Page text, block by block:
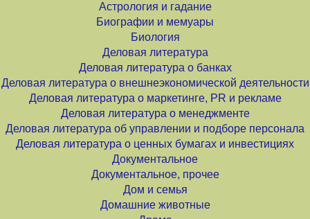
Астрология и гадание
Биографии и мемуары
Биология
Деловая литература
Деловая литература о банках
Деловая литература о внешнеэкономической деятельности
Деловая литература о маркетинге, PR и рекламе
Деловая литература о менеджменте
Деловая литература об управлении и подборе персонала
Деловая литература о ценных бумагах и инвестициях
Документальное
Документальное, прочее
Дом и семья
Домашние животные